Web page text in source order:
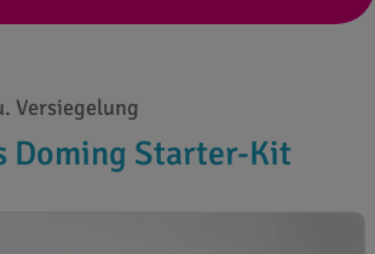
Versiegelung
Doming Starter-Kit